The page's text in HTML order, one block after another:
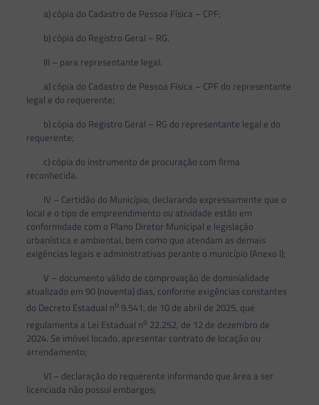
a) cópia do Cadastro de Pessoa Física – CPF;
b) cópia do Registro Geral – RG.
III – para representante legal:
a) cópia do Cadastro de Pessoa Física – CPF do representante
legal e do requerente;
b) cópia do Registro Geral – RG do representante legal e do
requerente;
c) cópia do instrumento de procuração com firma
reconhecida.
IV – Certidão do Município, declarando expressamente que o
local e o tipo de empreendimento ou atividade estão em
conformidade com o Plano Diretor Municipal e legislação
urbanística e ambiental, bem como que atendam as demais
exigências legais e administrativas perante o município (Anexo I);
V – documento válido de comprovação de dominialidade
atualizado em 90 (noventa) dias, conforme exigências constantes
do Decreto Estadual no 9.541, de 10 de abril de 2025, que
regulamenta a Lei Estadual no 22.252, de 12 de dezembro de
2024. Se imóvel locado, apresentar contrato de locação ou
arrendamento;
VI – declaração do requerente informando que área a ser
licenciada não possui embargos;